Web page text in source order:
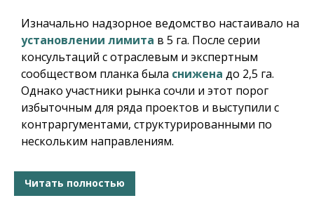
Изначально надзорное ведомство настаивало на
установлении лимита в 5 га. После серии
консультаций с отраслевым и экспертным
сообществом планка была снижена до 2,5 га.
Однако участники рынка сочли и этот порог
избыточным для ряда проектов и выступили с
контраргументами, структурированными по
нескольким направлениям.
Читать полностью